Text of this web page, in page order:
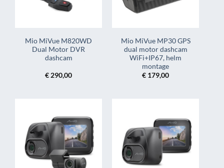
Mio MiVue M820WD
Dual Motor DVR
dashcam
€ 290,00
Mio MiVue MP30 GPS
dual motor dashcam
WiFi+IP67, helm
montage
€ 179,00